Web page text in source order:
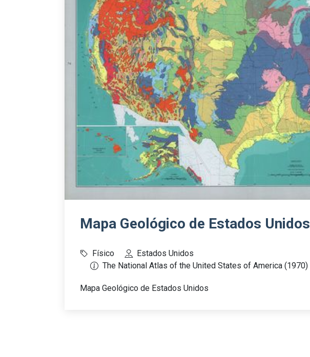
Mapa Geológico de Estados Unidos
Físico
Estados Unidos
The National Atlas of the United States of America (1970)
Mapa Geológico de Estados Unidos